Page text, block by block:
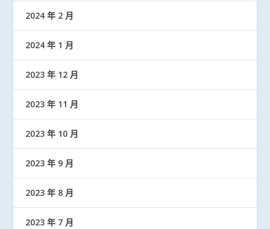
2024 年 2 月
2024 年 1 月
2023 年 12 月
2023 年 11 月
2023 年 10 月
2023 年 9 月
2023 年 8 月
2023 年 7 月